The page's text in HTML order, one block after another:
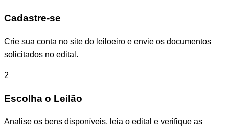
Cadastre-se
Crie sua conta no site do leiloeiro e envie os documentos
solicitados no edital.
2
Escolha o Leilão
Analise os bens disponíveis, leia o edital e verifique as